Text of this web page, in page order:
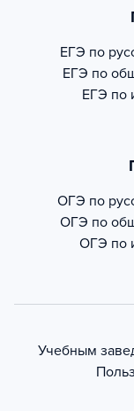
ЕГЭ по
ЕГЭ по
ЕГЭ по
ОГЭ по
ОГЭ по
ОГЭ по
Учебным